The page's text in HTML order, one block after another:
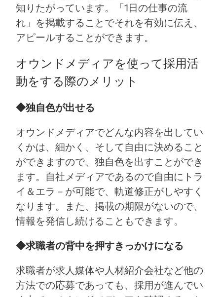
知りたがっています。「1日の仕事の流
れ」を掲載することでそれを有効に伝え、
アピールすることができます。
オウンドメディアを使って採用活
動をする際のメリット
◆独自色が出せる
オウンドメディアでどんな内容を出してい
くかは、細かく、そして自由に決めること
ができますので、独自色を出すことができ
ます。自社メディアであるので自由にトラ
イ＆エラ－が可能で、軌道修正がしやすく
なります。また、掲載の期限がないので、
情報を発信し続けることもできます。
◆求職者の背中を押すきっかけになる
求職者が求人媒体や人材紹介会社など他の
方法での応募であっても、採用が進んでい